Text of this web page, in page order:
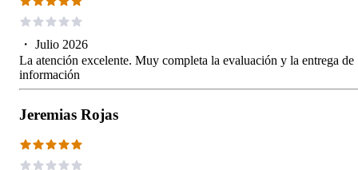
・ Julio 2026
La atención excelente. Muy completa la evaluación y la entrega de
información
Jeremias Rojas